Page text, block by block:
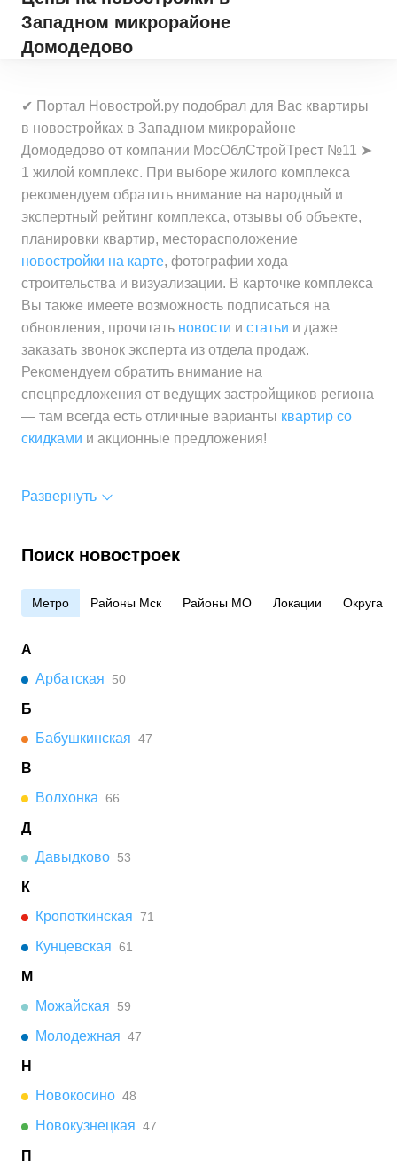
Западном микрорайоне
Домодедово
✔ Портал Новострой.ру подобрал для Вас квартиры
в новостройках в Западном микрорайоне
Домодедово от компании МосОблСтройТрест №11 ➤
1 жилой комплекс. При выборе жилого комплекса
рекомендуем обратить внимание на народный и
экспертный рейтинг комплекса, отзывы об объекте,
планировки квартир, месторасположение
новостройки на карте, фотографии хода
строительства и визуализации. В карточке комплекса
Вы также имеете возможность подписаться на
обновления, прочитать новости и статьи и даже
заказать звонок эксперта из отдела продаж.
Рекомендуем обратить внимание на
спецпредложения от ведущих застройщиков региона
— там всегда есть отличные варианты квартир со
скидками и акционные предложения!
Развернуть
Поиск новостроек
Метро Районы Мск Районы МО Локации Округа
А
Арбатская
50
Б
Бабушкинская 47
В
Волхонка 66
Д
Давыдково 53
К
Кропоткинская 71
Кунцевская 61
М
Можайская
59
Молодежная 47
Н
Новокосино 48
Новокузнецкая 47
П